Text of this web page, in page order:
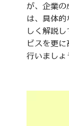
が、企業の
は、具体的
しく解説
ビスを更
行いましょ